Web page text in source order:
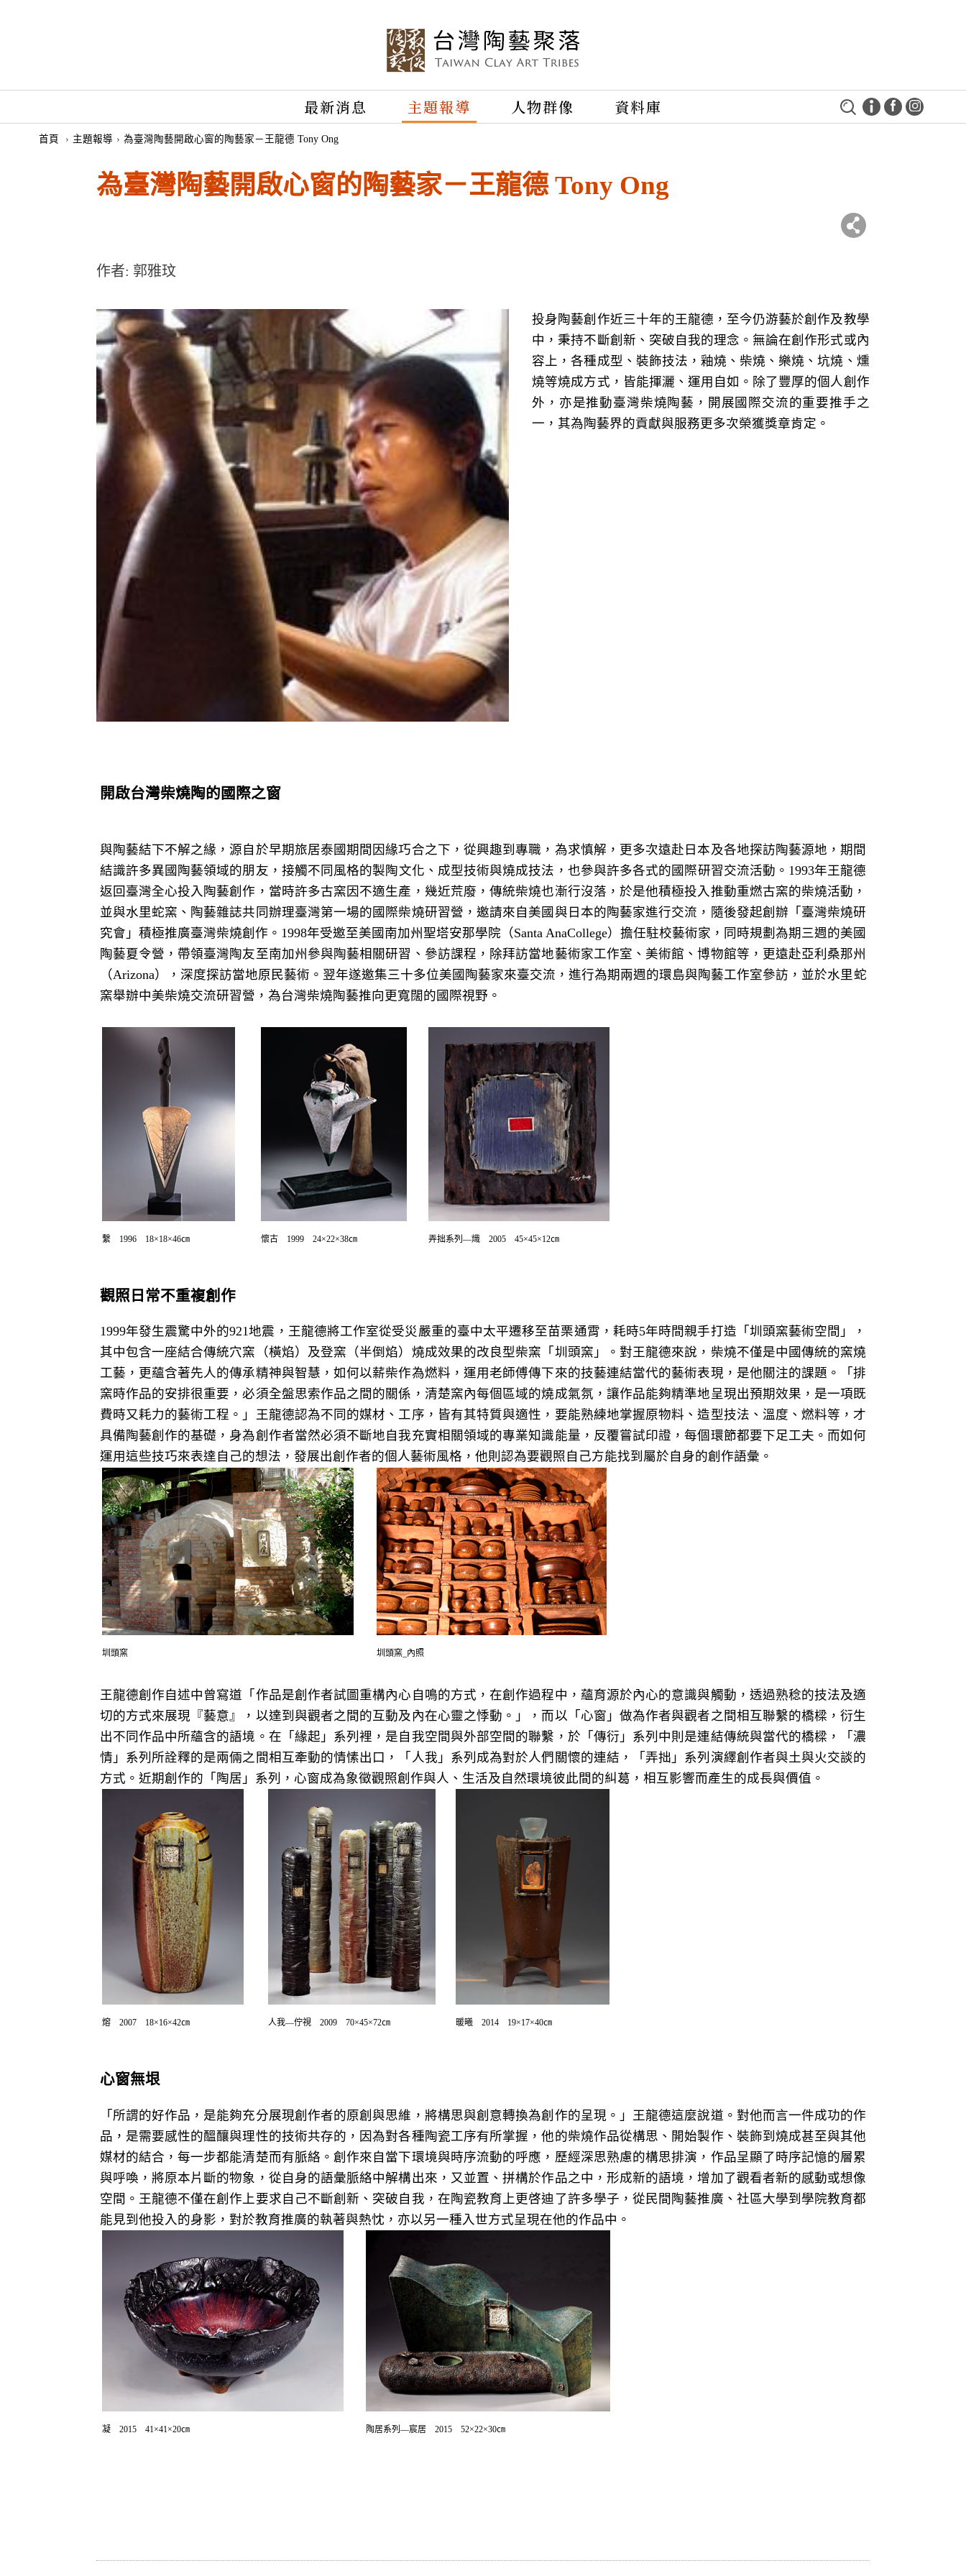
最新消息 主題報導 人物群像 資料庫
首頁 › 主題報導 › 為臺灣陶藝開啟心窗的陶藝家－王龍德 Tony Ong
為臺灣陶藝開啟心窗的陶藝家－王龍德 Tony Ong
作者: 郭雅玟
投身陶藝創作近三十年的王龍德，至今仍游藝於創作及教學
中，秉持不斷創新、突破自我的理念。無論在創作形式或內
容上，各種成型、裝飾技法，釉燒、柴燒、樂燒、坑燒、燻
燒等燒成方式，皆能揮灑、運用自如。除了豐厚的個人創作
外，亦是推動臺灣柴燒陶藝，開展國際交流的重要推手之
一，其為陶藝界的貢獻與服務更多次榮獲獎章肯定。
開啟台灣柴燒陶的國際之窗
與陶藝結下不解之緣，源自於早期旅居泰國期間因緣巧合之下，從興趣到專職，為求慎解，更多次遠赴日本及各地探訪陶藝源地，期間
結識許多異國陶藝領域的朋友，接觸不同風格的製陶文化、成型技術與燒成技法，也參與許多各式的國際研習交流活動。1993年王龍德
返回臺灣全心投入陶藝創作，當時許多古窯因不適生產，幾近荒廢，傳統柴燒也漸行沒落，於是他積極投入推動重燃古窯的柴燒活動，
並與水里蛇窯、陶藝雜誌共同辦理臺灣第一場的國際柴燒研習營，邀請來自美國與日本的陶藝家進行交流，隨後發起創辦「臺灣柴燒研
究會」積極推廣臺灣柴燒創作。1998年受邀至美國南加州聖塔安那學院（Santa AnaCollege）擔任駐校藝術家，同時規劃為期三週的美國
陶藝夏令營，帶領臺灣陶友至南加州參與陶藝相關研習、參訪課程，除拜訪當地藝術家工作室、美術館、博物館等，更遠赴亞利桑那州
（Arizona），深度探訪當地原民藝術。翌年遂邀集三十多位美國陶藝家來臺交流，進行為期兩週的環島與陶藝工作室參訪，並於水里蛇
窯舉辦中美柴燒交流研習營，為台灣柴燒陶藝推向更寬闊的國際視野。
繫 1996 18×18×46㎝ 懷古 1999 24×22×38㎝ 弄拙系列—熾 2005 45×45×12㎝
觀照日常不重複創作
1999年發生震驚中外的921地震，王龍德將工作室從受災嚴重的臺中太平遷移至苗栗通霄，耗時5年時間親手打造「圳頭窯藝術空間」，
其中包含一座結合傳統穴窯（橫焰）及登窯（半倒焰）燒成效果的改良型柴窯「圳頭窯」。對王龍德來說，柴燒不僅是中國傳統的窯燒
工藝，更蘊含著先人的傳承精神與智慧，如何以薪柴作為燃料，運用老師傅傳下來的技藝連結當代的藝術表現，是他關注的課題。「排
窯時作品的安排很重要，必須全盤思索作品之間的關係，清楚窯內每個區域的燒成氣氛，讓作品能夠精準地呈現出預期效果，是一項既
費時又耗力的藝術工程。」王龍德認為不同的媒材、工序，皆有其特質與適性，要能熟練地掌握原物料、造型技法、溫度、燃料等，才
具備陶藝創作的基礎，身為創作者當然必須不斷地自我充實相關領域的專業知識能量，反覆嘗試印證，每個環節都要下足工夫。而如何
運用這些技巧來表達自己的想法，發展出創作者的個人藝術風格，他則認為要觀照自己方能找到屬於自身的創作語彙。
圳頭窯 圳頭窯_內照
王龍德創作自述中曾寫道「作品是創作者試圖重構內心自鳴的方式，在創作過程中，蘊育源於內心的意識與觸動，透過熟稔的技法及適
切的方式來展現『藝意』，以達到與觀者之間的互動及內在心靈之悸動。」，而以「心窗」做為作者與觀者之間相互聯繫的橋樑，衍生
出不同作品中所蘊含的語境。在「緣起」系列裡，是自我空間與外部空間的聯繫，於「傳衍」系列中則是連結傳統與當代的橋樑，「濃
情」系列所詮釋的是兩倆之間相互牽動的情愫出口，「人我」系列成為對於人們關懷的連結，「弄拙」系列演繹創作者與土與火交談的
方式。近期創作的「陶居」系列，心窗成為象徵觀照創作與人、生活及自然環境彼此間的糾葛，相互影響而產生的成長與價值。
熔 2007 18×16×42㎝ 人我—佇視 2009 70×45×72㎝ 暖曦 2014 19×17×40㎝
心窗無垠
「所謂的好作品，是能夠充分展現創作者的原創與思維，將構思與創意轉換為創作的呈現。」王龍德這麼說道。對他而言一件成功的作
品，是需要感性的醞釀與理性的技術共存的，因為對各種陶瓷工序有所掌握，他的柴燒作品從構思、開始製作、裝飾到燒成甚至與其他
媒材的結合，每一步都能清楚而有脈絡。創作來自當下環境與時序流動的呼應，歷經深思熟慮的構思排演，作品呈顯了時序記憶的層累
與呼喚，將原本片斷的物象，從自身的語彙脈絡中解構出來，又並置、拼構於作品之中，形成新的語境，增加了觀看者新的感動或想像
空間。王龍德不僅在創作上要求自己不斷創新、突破自我，在陶瓷教育上更啓迪了許多學子，從民間陶藝推廣、社區大學到學院教育都
能見到他投入的身影，對於教育推廣的執著與熱忱，亦以另一種入世方式呈現在他的作品中。
凝 2015 41×41×20㎝ 陶居系列—宸居 2015 52×22×30㎝